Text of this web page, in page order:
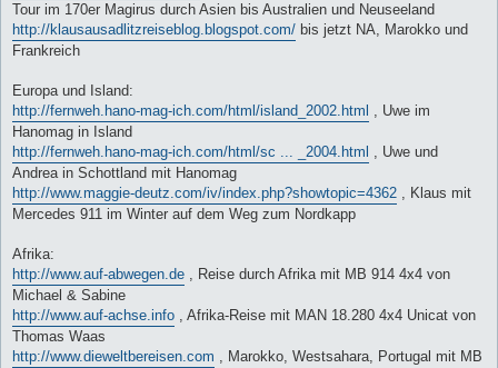
Tour im 170er Magirus durch Asien bis Australien und Neuseeland
http://klausausadlitzreiseblog.blogspot.com/ bis jetzt NA, Marokko und
Frankreich
Europa und Island:
http://fernweh.hano-mag-ich.com/html/island_2002.html , Uwe im
Hanomag in Island
http://fernweh.hano-mag-ich.com/html/sc ... _2004.html , Uwe und
Andrea in Schottland mit Hanomag
http://www.maggie-deutz.com/iv/index.php?showtopic=4362 , Klaus mit
Mercedes 911 im Winter auf dem Weg zum Nordkapp
Afrika:
http://www.auf-abwegen.de , Reise durch Afrika mit MB 914 4x4 von
Michael & Sabine
http://www.auf-achse.info , Afrika-Reise mit MAN 18.280 4x4 Unicat von
Thomas Waas
http://www.dieweltbereisen.com , Marokko, Westsahara, Portugal mit MB